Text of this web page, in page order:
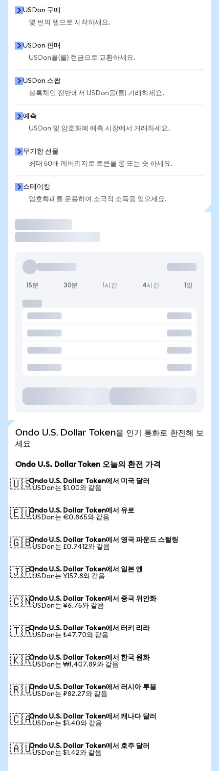
USDon 구매
몇 번의 탭으로 시작하세요.
USDon 판매
USDon을(를) 현금으로 교환하세요.
USDon 스왑
블록체인 전반에서 USDon을(를) 거래하세요.
예측
USDon 및 암호화폐 예측 시장에서 거래하세요.
무기한 선물
최대 50배 레버리지로 토큰을 롱 또는 숏 하세요.
스테이킹
암호화폐를 운용하여 소극적 소득을 얻으세요.
15분 30분 1시간 4시간 1일
Ondo U.S. Dollar Token을 인기 통화로 환전해 보
세요
Ondo U.S. Dollar Token 오늘의 환전 가격
🇺🇸Ondo U.S. Dollar Token에서 미국 달러
1 USDon는 $1.00와 같음
🇪🇺Ondo U.S. Dollar Token에서 유로
1 USDon는 €0.865와 같음
🇬🇧Ondo U.S. Dollar Token에서 영국 파운드 스털링
1 USDon는 £0.7412와 같음
🇯🇵Ondo U.S. Dollar Token에서 일본 엔
1 USDon는 ¥157.8와 같음
🇨🇳Ondo U.S. Dollar Token에서 중국 위안화
1 USDon는 ¥6.75와 같음
🇹🇷Ondo U.S. Dollar Token에서 터키 리라
1 USDon는 ₺47.70와 같음
🇰🇷Ondo U.S. Dollar Token에서 한국 원화
1 USDon는 ₩1,407.89와 같음
🇷🇺Ondo U.S. Dollar Token에서 러시아 루블
1 USDon는 ₽82.27와 같음
🇨🇦Ondo U.S. Dollar Token에서 캐나다 달러
1 USDon는 $1.40와 같음
🇦🇺Ondo U.S. Dollar Token에서 호주 달러
1 USDon는 $1.42와 같음